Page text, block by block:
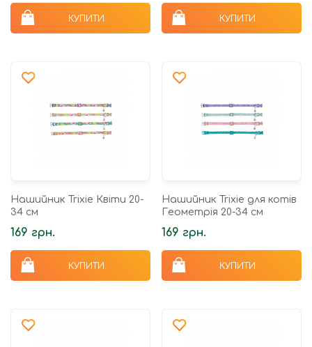
КУПИТИ КУПИТИ
Нашийник Trixie Квіти 20-
34 см
169 грн.
КУПИТИ
Нашийник Trixie для котів
Геометрія 20-34 см
169 грн.
КУПИТИ